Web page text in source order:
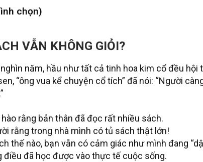
chọn)
VẪN KHÔNG GIỎI?
năm, hầu như tất cả tinh hoa kim cổ đều hội
“ông vua kể chuyện cổ tích” đã nói: “Người
rằng bản thân đã đọc rất nhiều sách.
rằng trong nhà mình có tủ sách thật lớn!
thế nào, bạn vẫn có cảm giác như mình đang
điều đã học được vào thực tế cuộc sống.